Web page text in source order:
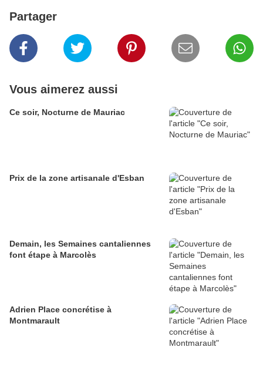
Partager
Vous aimerez aussi
Ce soir, Nocturne de Mauriac
Prix de la zone artisanale d'Esban
Demain, les Semaines cantaliennes
font étape à Marcolès
Adrien Place concrétise à
Montmarault